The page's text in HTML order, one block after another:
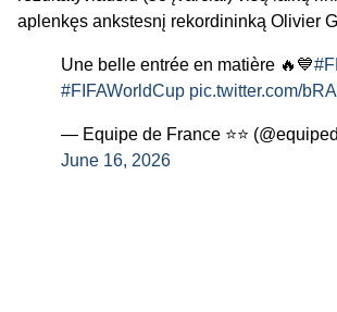
aplenkęs ankstesnį rekordininką Olivier
Une belle entrée en matière 🔥💙
#FIFAWorldCup pic.twitter.com/
— Equipe de France ⭐⭐
June 16, 2026